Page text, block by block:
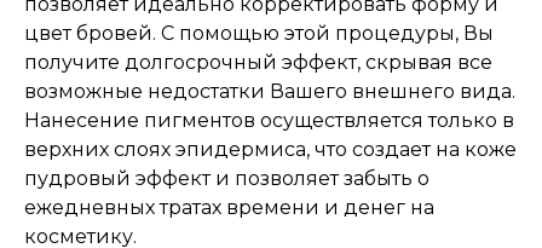
позволяет идеально корректировать форму и
цвет бровей. С помощью этой процедуры, Вы
получите долгосрочный эффект, скрывая все
возможные недостатки Вашего внешнего вида.
Нанесение пигментов осуществляется только в
верхних слоях эпидермиса, что создает на коже
пудровый эффект и позволяет забыть о
ежедневных тратах времени и денег на
косметику.